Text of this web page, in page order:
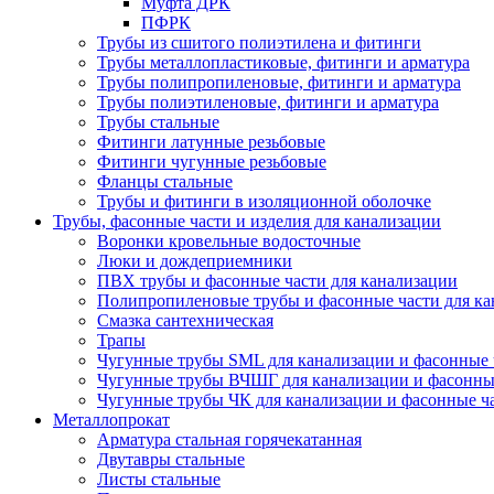
ПФРК
Трубы из сшитого полиэтилена и фитинги
Трубы металлопластиковые, фитинги и арматура
Трубы полипропиленовые, фитинги и арматура
Трубы полиэтиленовые, фитинги и арматура
Трубы стальные
Фитинги латунные резьбовые
Фитинги чугунные резьбовые
Фланцы стальные
Трубы и фитинги в изоляционной оболочке
Трубы, фасонные части и изделия для канализации
Воронки кровельные водосточные
Люки и дождеприемники
ПВХ трубы и фасонные части для канализации
Полипропиленовые трубы и фасонные части для
Смазка сантехническая
Трапы
Чугунные трубы SML для канализации и фасонные
Чугунные трубы ВЧШГ для канализации и
Чугунные трубы ЧК для канализации и фасонные
Металлопрокат
Арматура стальная горячекатанная
Двутавры стальные
Листы стальные